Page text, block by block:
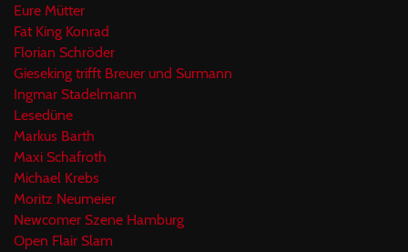
Eure Mütter
Fat King Konrad
Florian Schröder
Gieseking trifft Breuer und Surmann
Ingmar Stadelmann
Lesedüne
Markus Barth
Maxi Schafroth
Michael Krebs
Moritz Neumeier
Newcomer Szene Hamburg
Open Flair Slam